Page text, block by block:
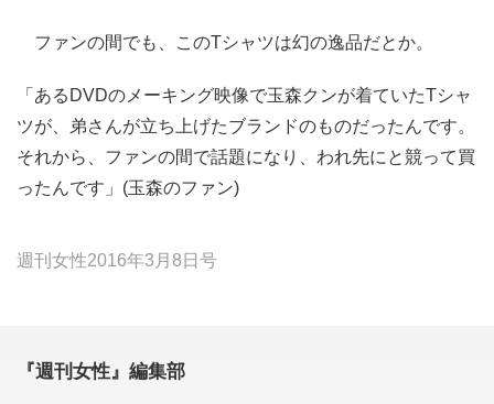
ファンの間でも、このTシャツは幻の逸品だとか。
「あるDVDのメーキング映像で玉森クンが着ていたTシャ
ツが、弟さんが立ち上げたブランドのものだったんです。
それから、ファンの間で話題になり、われ先にと競って買
ったんです」(玉森のファン)
週刊女性2016年3月8日号
『週刊女性』編集部